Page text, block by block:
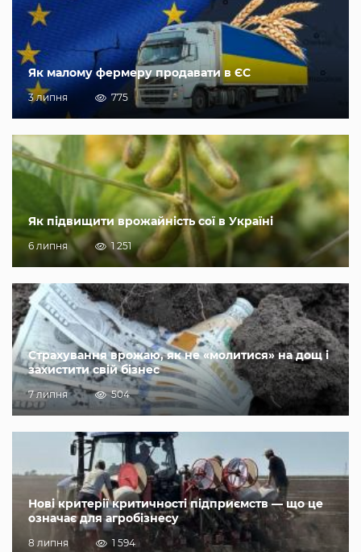
Як малому фермеру продавати в ЄС
3 липня 775
Як підвищити врожайність сої в Україні
6 липня 1 251
Страхування врожаю, як не «молитися» на дощ і
захистити свій бізнес
7 липня 504
Нові критерії критичності підприємств — що це
означає для агробізнесу
8 липня 1 594